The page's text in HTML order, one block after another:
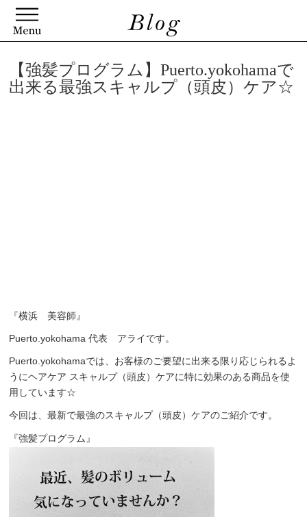
【強髪プログラム】Puerto.yokohamaで
出来る最強スキャルプ（頭皮）ケア☆
『横浜 美容師』
Puerto.yokohama 代表 アライです。
Puerto.yokohamaでは、お客様のご要望に出来る限り応じられるよ
うにヘアケア スキャルプ（頭皮）ケアに特に効果のある商品を使
用しています☆
今回は、最新で最強のスキャルプ（頭皮）ケアのご紹介です。
『強髪プログラム』